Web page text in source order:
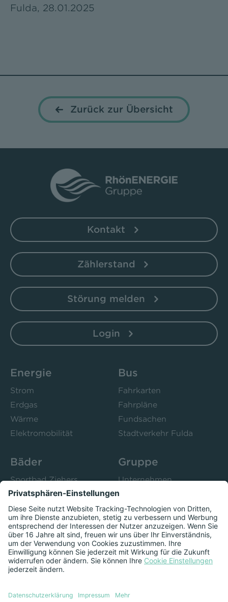
Fulda, 28.01.2025
Zurück zur Übersicht
Kontakt
Zählerstand
Störung melden
Login
Energie
Strom
Erdgas
Wärme
Elektromobilität
Bus
Fahrkarten
Fahrpläne
Fundsachen
Stadtverkehr Fulda
Bäder
Sportbad Ziehers
Freibad Rosenau
Stadtbad Esperanto
Kurse
Gruppe
Unternehmen
Bistro 52
Presse
Herzschlag
Datenschutzeinstellungen anzeigen
Impressum Datenschutz